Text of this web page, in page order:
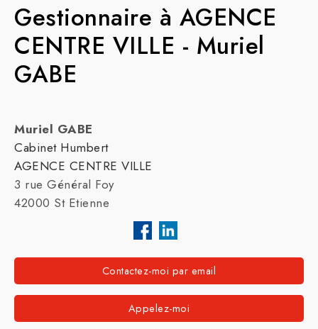
Gestionnaire à AGENCE
CENTRE VILLE - Muriel
GABE
Muriel GABE
Cabinet Humbert
AGENCE CENTRE VILLE
3 rue Général Foy
42000 St Etienne
Contactez-moi par email
Appelez-moi